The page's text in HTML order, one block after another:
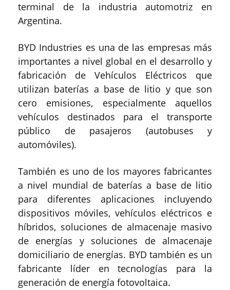
terminal de la industria automotriz en
Argentina.
BYD Industries es una de las empresas más
importantes a nivel global en el desarrollo y
fabricación de Vehículos Eléctricos que
utilizan baterías a base de litio y que son
cero emisiones, especialmente aquellos
vehículos destinados para el transporte
público de pasajeros (autobuses y
automóviles).
También es uno de los mayores fabricantes
a nivel mundial de baterías a base de litio
para diferentes aplicaciones incluyendo
dispositivos móviles, vehículos eléctricos e
híbridos, soluciones de almacenaje masivo
de energías y soluciones de almacenaje
domiciliario de energías. BYD también es un
fabricante líder en tecnologías para la
generación de energía fotovoltaica.